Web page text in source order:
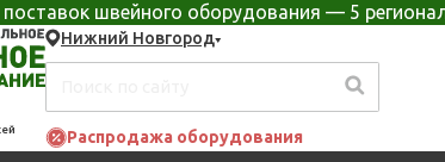
поставок швейного оборудования — 5
Нижний Новгород
Распродажа оборудования